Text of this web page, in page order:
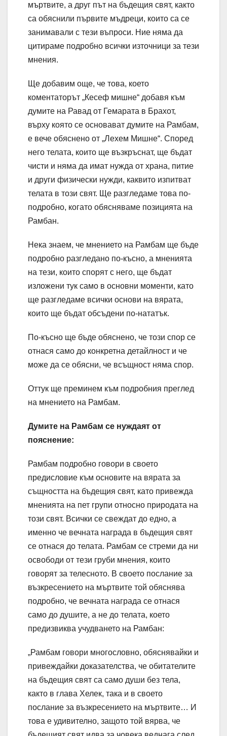
мъртвите, а друг път на бъдещия свят, както
са обяснили първите мъдреци, които са се
занимавали с тези въпроси. Ние няма да
цитираме подробно всички източници за тези
мнения.
Ще добавим още, че това, което
коментаторът „Кесеф мишне“ добавя към
думите на Равад от Гемарата в Брахот,
върху която се основават думите на Рамбам,
е вече обяснено от „Лехем Мишне“. Според
него телата, които ще възкръснат, ще бъдат
чисти и няма да имат нужда от храна, питие
и други физически нужди, каквито изпитват
телата в този свят. Ще разгледаме това по-
подробно, когато обясняваме позицията на
Рамбан.
Нека знаем, че мнението на Рамбам ще бъде
подробно разгледано по-късно, а мненията
на тези, които спорят с него, ще бъдат
изложени тук само в основни моменти, като
ще разгледаме всички основи на вярата,
които ще бъдат обсъдени по-нататък.
По-късно ще бъде обяснено, че този спор се
отнася само до конкретна детайлност и че
може да се обясни, че всъщност няма спор.
Оттук ще преминем към подробния преглед
на мнението на Рамбам.
Думите на Рамбам се нуждаят от
пояснение:
Рамбам подробно говори в своето
предисловие към основите на вярата за
същността на бъдещия свят, като привежда
мненията на пет групи относно природата на
този свят. Всички се свеждат до едно, а
именно че вечната награда в бъдещия свят
се отнася до телата. Рамбам се стреми да ни
освободи от тези груби мнения, които
говорят за телесното. В своето послание за
възкресението на мъртвите той обяснява
подробно, че вечната награда се отнася
само до душите, а не до телата, което
предизвиква учудването на Рамбан:
„Рамбам говори многословно, обяснявайки и
привеждайки доказателства, че обитателите
на бъдещия свят са само души без тела,
както в глава Хелек, така и в своето
послание за възкресението на мъртвите… И
това е удивително, защото той вярва, че